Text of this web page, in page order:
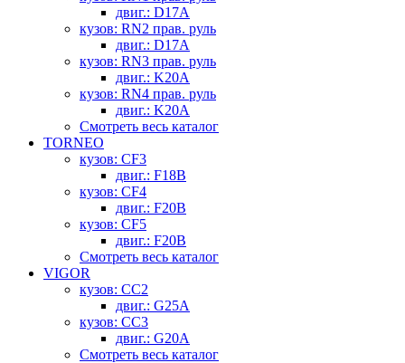
двиг.: D17A
кузов: RN2 прав. руль
двиг.: D17A
кузов: RN3 прав. руль
двиг.: K20A
кузов: RN4 прав. руль
двиг.: K20A
Смотреть весь каталог
TORNEO
кузов: CF3
двиг.: F18B
кузов: CF4
двиг.: F20B
кузов: CF5
двиг.: F20B
Смотреть весь каталог
VIGOR
кузов: CC2
двиг.: G25A
кузов: CC3
двиг.: G20A
Смотреть весь каталог